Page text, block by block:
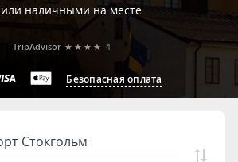
или наличными на месте
Безопасная оплата
TripAdvisor ★★★★ 4